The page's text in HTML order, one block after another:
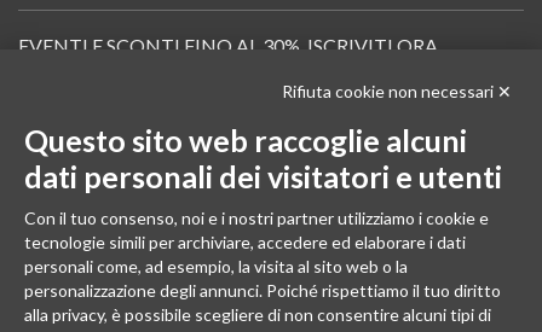
EVENTI E SCONTI FINO AL 30%. ISCRIVITI ORA.
Scopri in anteprima i nuovi prodotti, le promozioni riservate ai professionisti e resta
Iscrivi alla Newsletter
SEGUICI
Rifiuta cookie non necessari ✕
Questo sito web raccoglie alcuni
dati personali dei visitatori e utenti
Con il tuo consenso, noi e i nostri partner utilizziamo i cookie e
tecnologie simili per archiviare, accedere ed elaborare i dati
personali come, ad esempio, la visita al sito web o la
personalizzazione degli annunci. Poiché rispettiamo il tuo diritto
alla privacy, è possibile scegliere di non consentire alcuni tipi di